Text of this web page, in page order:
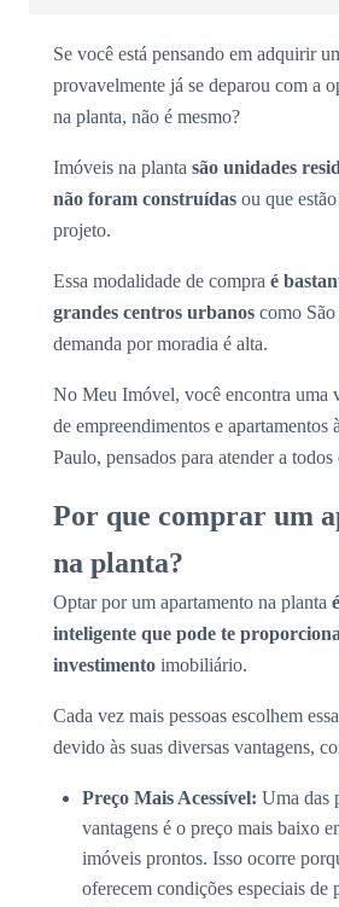
Se você está pensando em adquirir
provavelmente já se deparou com a
na planta, não é mesmo?
Imóveis na planta são unidades
não foram construídas ou que
projeto.
Essa modalidade de compra é
grandes centros urbanos como
demanda por moradia é alta.
No Meu Imóvel, você encontra uma
de empreendimentos e apartamentos
Paulo, pensados para atender a
Por que comprar um
na planta?
Optar por um apartamento na planta
inteligente que pode te
investimento imobiliário.
Cada vez mais pessoas escolhem
devido às suas diversas vantagens,
Preço Mais Acessível: Uma das
vantagens é o preço mais baixo
imóveis prontos. Isso ocorre
oferecem condições especiais de